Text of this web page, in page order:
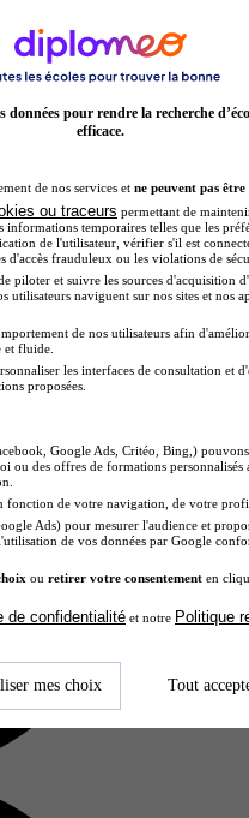
technologies de l'industrie et
enseignement spécifique en
conception proposé par le
technologies de l'industrie et
spécifique
conception
la formation Bac Techno
intensif mêlant
pour rendre la recherche
efficace.
de nos services et ne peuvent pas être
ou traceurs permettant de
temporaires telles que les
de l'utilisateur, vérifier s'il est
d'accès frauduleux ou les violations de
piloter et suivre les sources d'acquisition
utilisateurs naviguent sur nos sites et nos
de nos utilisateurs afin
et fluide.
les interfaces de consultation et
proposées.
Google Ads, Critéo, Bing,)
ou des offres de formations
fonction de votre navigation, de votre
Ads) pour mesurer l'audience et
de vos données par Google
ou retirer votre consentement en
de confidentialité et notre Politique
mes choix Tout